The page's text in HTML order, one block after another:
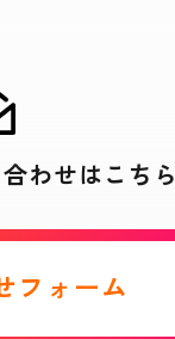
わせはこちら
フォーム